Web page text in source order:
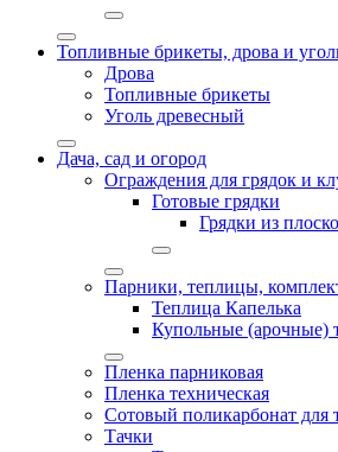
Топливные брикеты, дрова и
Дрова
Топливные брикеты
Уголь древесный
Дача, сад и огород
Ограждения для грядок и
Готовые грядки
Грядки из
Парники, теплицы,
Теплица Капелька
Купольные (арочные)
Пленка парниковая
Пленка техническая
Сотовый поликарбонат для
Тачки